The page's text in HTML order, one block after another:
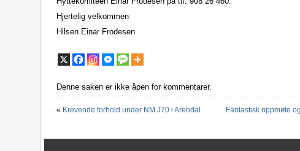
Hjertelig velkommen
Hilsen Einar Frodesen
Denne saken er ikke åpen for kommentarer.
« Krevende forhold under NM J70 i Arendal
Fantastisk oppmøte